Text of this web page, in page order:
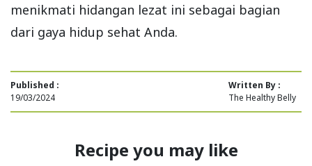
menikmati hidangan lezat ini sebagai bagian
dari gaya hidup sehat Anda.
Published :
19/03/2024
Written By :
The Healthy Belly
Recipe you may like